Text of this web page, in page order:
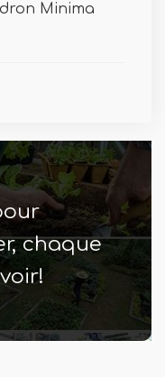
Minima
chaque